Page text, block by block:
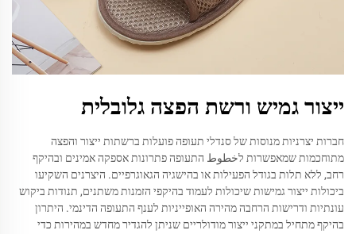
ייצור גמיש ורשת הפצה גלובלית
חברות יצרניות מנוסות של סנדלי תעופה פועלות ברשתות ייצור והפצה
מתוחכמות שמאפשרות לخطوط התעופה פתרונות אספקה אמינים ובהיקף
רחב, ללא תלות בגודל הפעילות או בהישגיה הגאוגרפיים. היצרנים השקיעו
ביכולות ייצור גמישות שיכולות לעמוד בהיקפי הזמנות משתנים, תנודות ביקוש
עונתיות ודרישות הרחבה מהירה האופייניות לענף התעופה הדינמי. היתרון
בהיקף מתחיל במתקני ייצור מודולריים שניתן להגדיר מחדש במהירות כדי